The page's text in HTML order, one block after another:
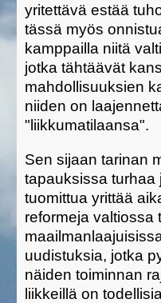
yritettävä estää
tässä myös
kamppailla niitä
jotka tähtäävät
mahdollisuuksien
niiden on
"liikkumatilaansa".
Sen sijaan tarinan
tapauksissa turhaa
tuomittua yrittää
reformeja valtiossa
uudistuksia, jotka
näiden toiminnan
liikkeillä on